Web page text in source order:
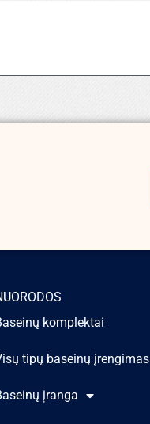
komplektai
tipų baseinų įrengimas
įranga